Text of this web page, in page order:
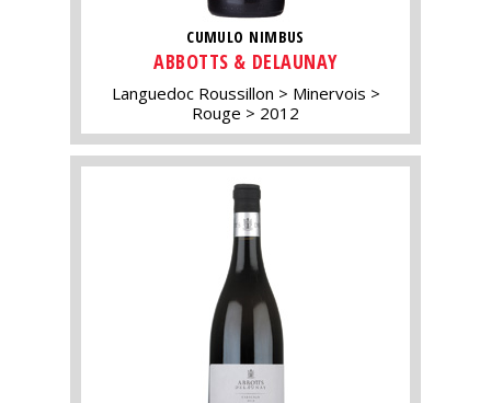
CUMULO NIMBUS
ABBOTTS & DELAUNAY
Languedoc Roussillon
Minervois
Rouge
2012